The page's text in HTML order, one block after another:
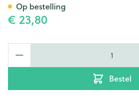
€ 23,80
Bestel
Op bestelling